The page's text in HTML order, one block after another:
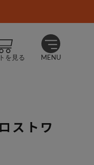
を見る MENU
ストワ